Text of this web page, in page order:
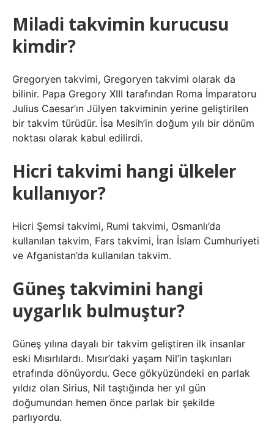
Miladi takvimin kurucusu
kimdir?
Gregoryen takvimi, Gregoryen takvimi olarak da
bilinir. Papa Gregory XIII tarafından Roma İmparatoru
Julius Caesar’ın Jülyen takviminin yerine geliştirilen
bir takvim türüdür. İsa Mesih’in doğum yılı bir dönüm
noktası olarak kabul edilirdi.
Hicri takvimi hangi ülkeler
kullanıyor?
Hicri Şemsi takvimi, Rumi takvimi, Osmanlı’da
kullanılan takvim, Fars takvimi, İran İslam Cumhuriyeti
ve Afganistan’da kullanılan takvim.
Güneş takvimini hangi
uygarlık bulmuştur?
Güneş yılına dayalı bir takvim geliştiren ilk insanlar
eski Mısırlılardı. Mısır’daki yaşam Nil’in taşkınları
etrafında dönüyordu. Gece gökyüzündeki en parlak
yıldız olan Sirius, Nil taştığında her yıl gün
doğumundan hemen önce parlak bir şekilde
parlıyordu.